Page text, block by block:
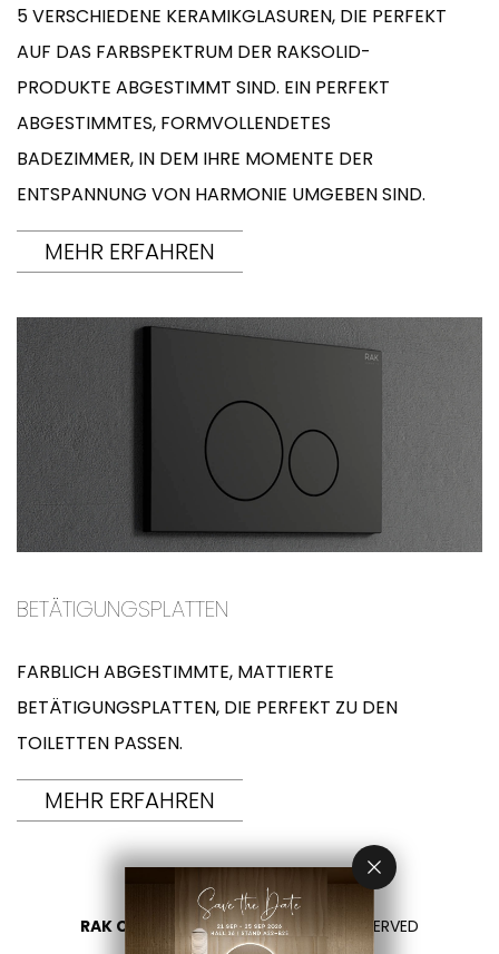
5 VERSCHIEDENE KERAMIKGLASUREN, DIE PERFEKT
AUF DAS FARBSPEKTRUM DER RAKSOLID-
PRODUKTE ABGESTIMMT SIND. EIN PERFEKT
ABGESTIMMTES, FORMVOLLENDETES
BADEZIMMER, IN DEM IHRE MOMENTE DER
ENTSPANNUNG VON HARMONIE UMGEBEN SIND.
MEHR ERFAHREN
BETÄTIGUNGSPLATTEN
FARBLICH ABGESTIMMTE, MATTIERTE
BETÄTIGUNGSPLATTEN, DIE PERFEKT ZU DEN
TOILETTEN PASSEN.
MEHR ERFAHREN
RAK CERAMICS 2026- ALL RIGHTS RESERVED